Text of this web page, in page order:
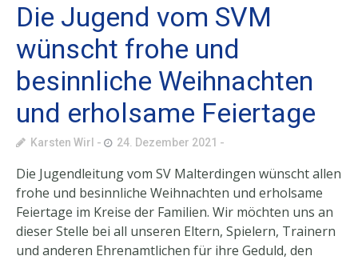
Die Jugend vom SVM
wünscht frohe und
besinnliche Weihnachten
und erholsame Feiertage
Karsten Wirl 24. Dezember 2021
Die Jugendleitung vom SV Malterdingen wünscht allen
frohe und besinnliche Weihnachten und erholsame
Feiertage im Kreise der Familien. Wir möchten uns an
dieser Stelle bei all unseren Eltern, Spielern, Trainern
und anderen Ehrenamtlichen für ihre Geduld, den